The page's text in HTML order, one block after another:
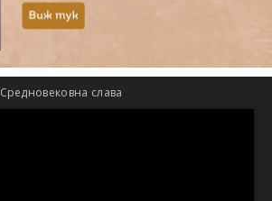
Средновековна слава